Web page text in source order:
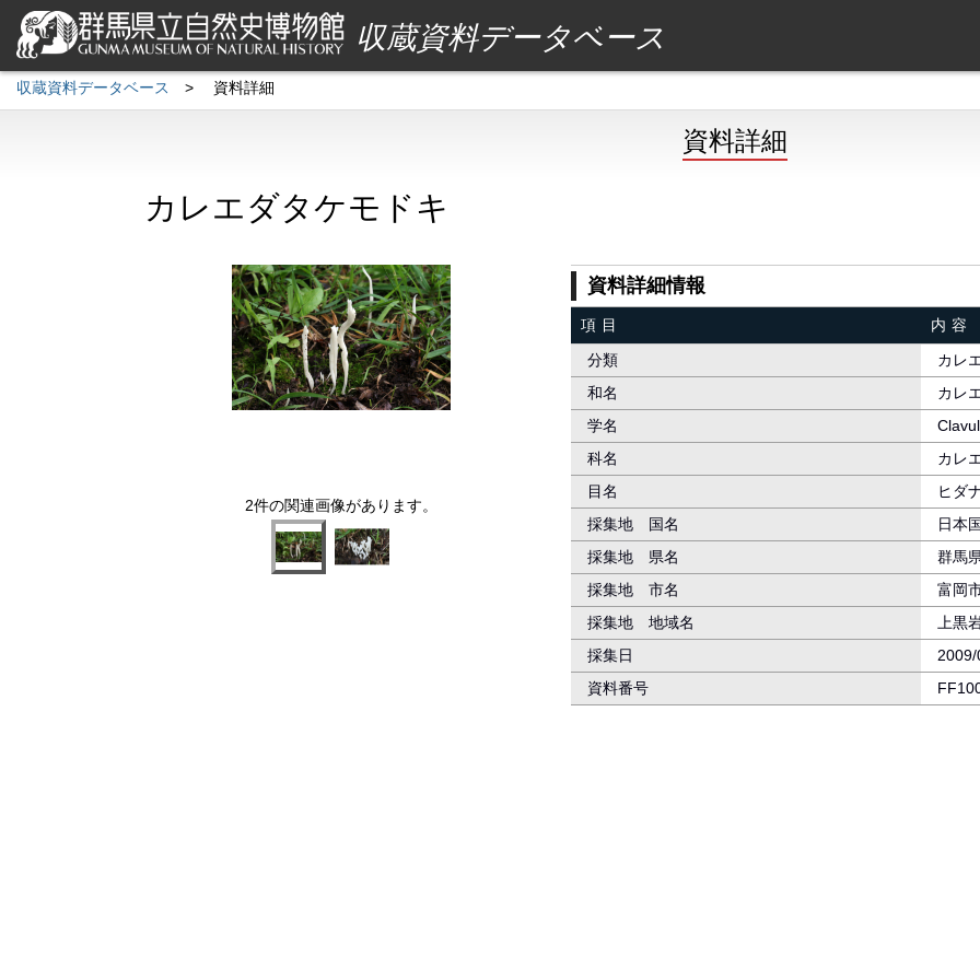
収蔵資料データベース
収蔵資料データベース > 資料詳細
資料詳細
カレエダタケモドキ
2件の関連画像があります。
資料詳細情報
項目
内容
分類
カレ
和名
カレ
学名
科名
カレ
目名
ヒダ
採集地 国名
日本国
採集地 県名
群馬
採集地 市名
富岡
採集地 地域名
上黒
採集日
資料番号